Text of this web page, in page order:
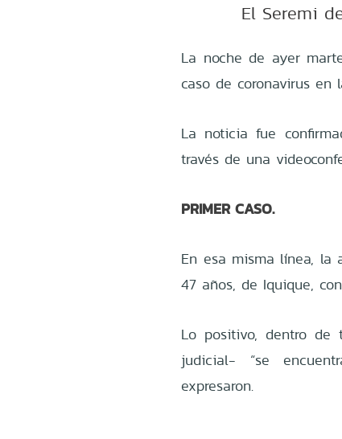
El Seremi
La noche de ayer
caso de coronavirus en
La noticia fue
través de una
PRIMER CASO.
En esa misma línea, la
47 años, de Iquique,
Lo positivo, dentro de
judicial- “se
expresaron.